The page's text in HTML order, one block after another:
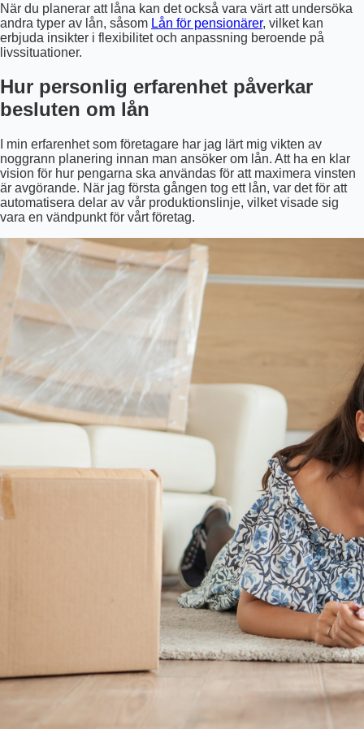
När du planerar att låna kan det också vara värt att undersöka
andra typer av lån, såsom Lån för pensionärer, vilket kan
erbjuda insikter i flexibilitet och anpassning beroende på
livssituationer.
Hur personlig erfarenhet påverkar
besluten om lån
I min erfarenhet som företagare har jag lärt mig vikten av
noggrann planering innan man ansöker om lån. Att ha en klar
vision för hur pengarna ska användas för att maximera vinsten
är avgörande. När jag första gången tog ett lån, var det för att
automatisera delar av vår produktionslinje, vilket visade sig
vara en vändpunkt för vårt företag.